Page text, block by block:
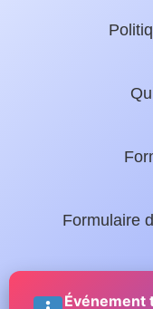
Formulaire
Événement